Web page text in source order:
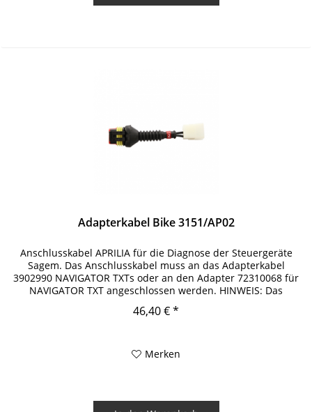
Adapterkabel Bike 3151/AP02
Anschlusskabel APRILIA für die Diagnose der Steuergeräte
Sagem. Das Anschlusskabel muss an das Adapterkabel
3902990 NAVIGATOR TXTs oder an den Adapter 72310068 für
NAVIGATOR TXT angeschlossen werden. HINWEIS: Das
Anschlusskabel muss an...
46,40 € *
Merken